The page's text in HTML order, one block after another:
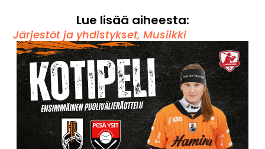
Lue lisää aiheesta:
Järjestöt ja yhdistykset,Musiikki